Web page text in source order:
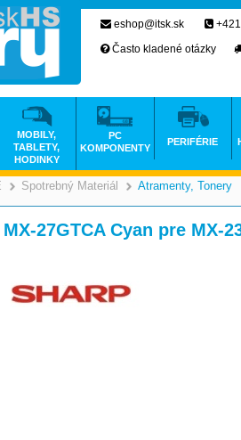
>
Spotrebný Materiál >
Atramenty, Tonery
27GTCA Cyan pre MX-
eshop@itsk.sk
Často kladené otázky
MOBILY,
TABLETY,
HODINKY
PC
KOMPONENTY
PERIFÉRIE